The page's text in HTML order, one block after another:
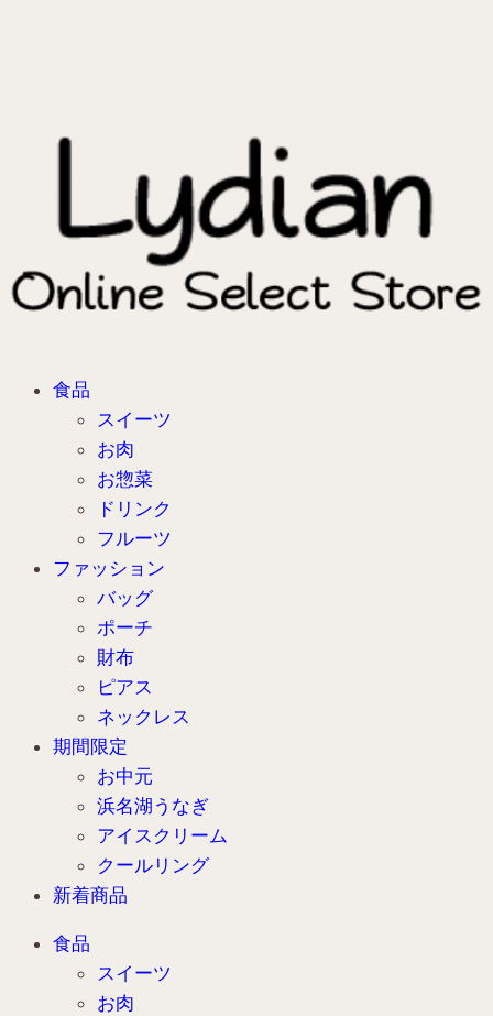
食品
スイーツ
お肉
お惣菜
ドリンク
フルーツ
ファッション
バッグ
ポーチ
財布
ピアス
ネックレス
期間限定
お中元
浜名湖うなぎ
アイスクリーム
クールリング
新着商品
食品
スイーツ
お肉